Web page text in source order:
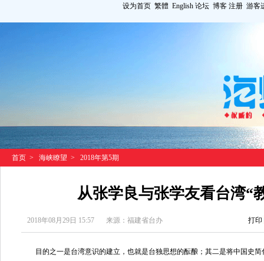
设为首页 繁體 English 论坛 博客 注册 游客
首页 > 海峡瞭望 > 2018年第5期
从张学良与张学友看台湾“
2018年08月29日 15:57 来源：福建省台办 打印
目的之一是台湾意识的建立，也就是台独思想的酝酿；其二是将中国史简